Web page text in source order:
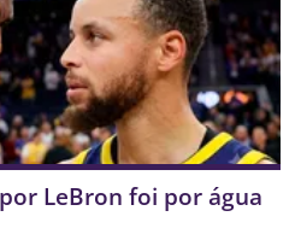
LeBron foi por água